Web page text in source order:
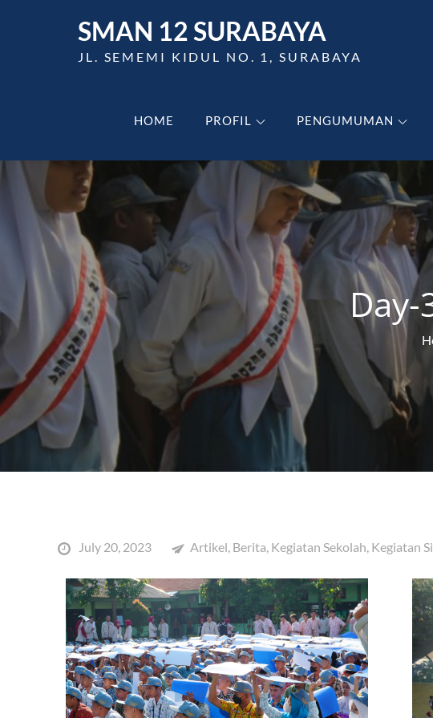
SMAN 12 SURABAYA
JL. SEMEMI KIDUL NO. 1, SURABAYA
HOME PROFIL PENGUMUMAN
Day-
July 20, 2023 Artikel, Berita, Kegiatan Sekolah, Kegiatan